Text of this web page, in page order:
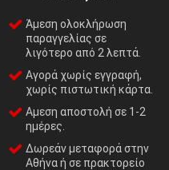
Άμεση ολοκλήρωση
παραγγελίας σε
λιγότερο από 2 λεπτά.
Αγορά χωρίς εγγραφή,
χωρίς πιστωτική κάρτα.
Αμεση αποστολή σε 1-2
ημέρες.
Δωρεάν μεταφορά στην
Αθήνα ή σε πρακτορείο